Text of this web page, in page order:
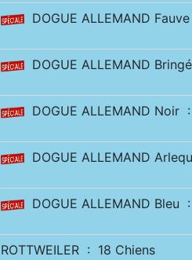
DOGUE ALLEMAND
DOGUE ALLEMAND
DOGUE ALLEMAND Noir
DOGUE ALLEMAND
DOGUE ALLEMAND Bleu
ROTTWEILER : 18 Chiens